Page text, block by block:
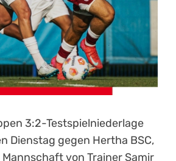
3:2-Testspielniederlage
Dienstag gegen Hertha BSC,
von Trainer Samir